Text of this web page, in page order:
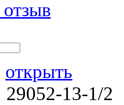
открыть
29052-13-1/2